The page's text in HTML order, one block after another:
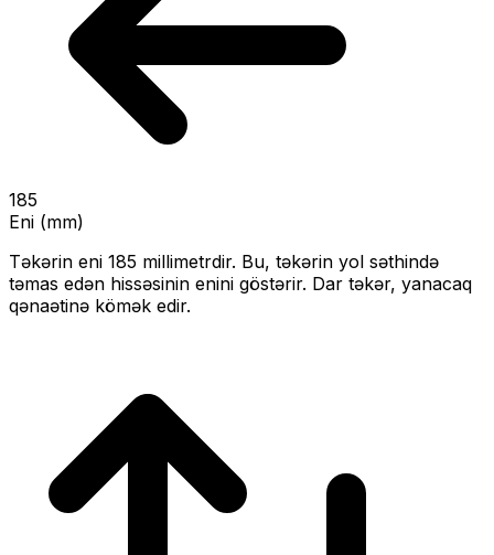
185
Eni (mm)
Təkərin eni 185 millimetrdir. Bu, təkərin yol səthində
təmas edən hissəsinin enini göstərir. Dar təkər, yanacaq
qənaətinə kömək edir.